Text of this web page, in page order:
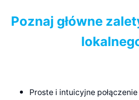
Poznaj główne
Proste i intuicyjne